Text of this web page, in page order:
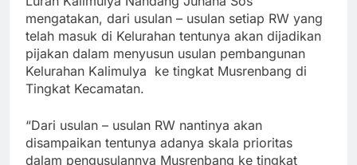
mengatakan, dari usulan – usulan setiap RW yang
telah masuk di Kelurahan tentunya akan dijadikan
pijakan dalam menyusun usulan pembangunan
Kelurahan Kalimulya ke tingkat Musrenbang di
Tingkat Kecamatan.
“Dari usulan – usulan RW nantinya akan
disampaikan tentunya adanya skala prioritas
dalam pengusulannya Musrenbang ke tingkat